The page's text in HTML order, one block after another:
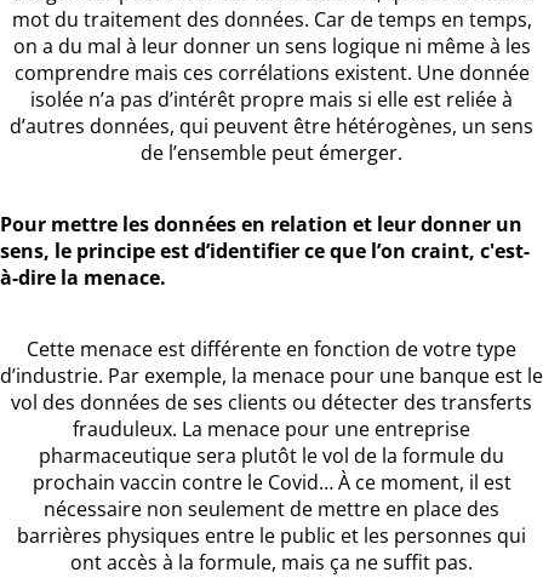
mot du traitement des données. Car de temps en temps,
on a du mal à leur donner un sens logique ni même à les
comprendre mais ces corrélations existent. Une donnée
isolée n’a pas d’intérêt propre mais si elle est reliée à
d’autres données, qui peuvent être hétérogènes, un sens
de l’ensemble peut émerger.
Pour mettre les données en relation et leur donner un
sens, le principe est d’identifier ce que l’on craint, c'est-
à-dire la menace.
Cette menace est différente en fonction de votre type
d’industrie. Par exemple, la menace pour une banque est le
vol des données de ses clients ou détecter des transferts
frauduleux. La menace pour une entreprise
pharmaceutique sera plutôt le vol de la formule du
prochain vaccin contre le Covid… À ce moment, il est
nécessaire non seulement de mettre en place des
barrières physiques entre le public et les personnes qui
ont accès à la formule, mais ça ne suffit pas.